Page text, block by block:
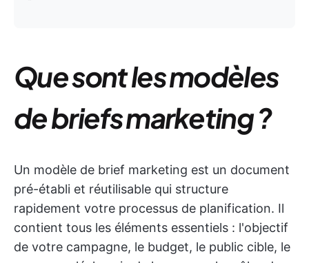
Que sont les modèles
de briefs marketing ?
Un modèle de brief marketing est un document
pré-établi et réutilisable qui structure
rapidement votre processus de planification. Il
contient tous les éléments essentiels : l'objectif
de votre campagne, le budget, le public cible, le